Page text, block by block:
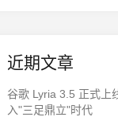
近期文章
谷歌 Lyria 3.5 正式上
入"三足鼎立"时代